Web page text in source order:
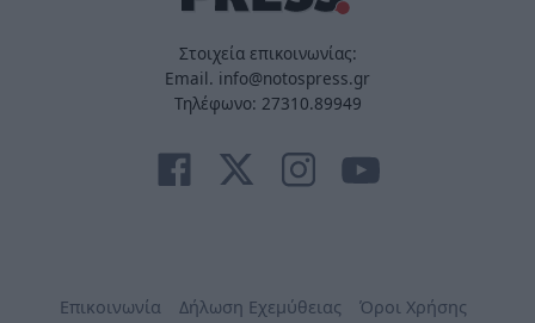
Στοιχεία επικοινωνίας:
Email. info@notospress.gr
Τηλέφωνο: 27310.89949
Επικοινωνία Δήλωση Εχεμύθειας Όροι Χρήσης